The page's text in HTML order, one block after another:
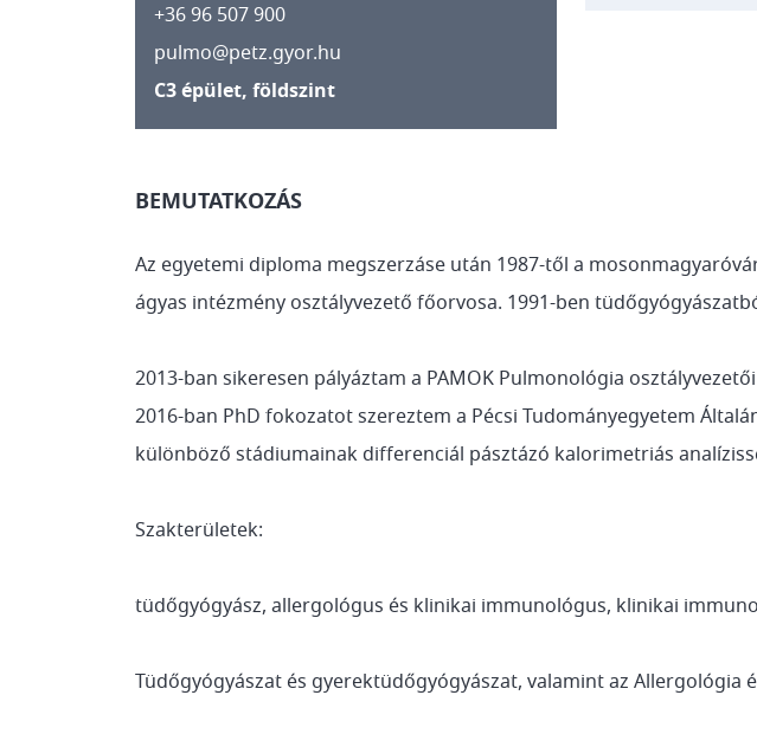
+36 96 507 900
pulmo@petz.gyor.hu
C3 épület, földszint
BEMUTATKOZÁS
Az egyetemi diploma megszerzáse után 1987-től a
ágyas intézmény osztályvezető főorvosa. 1991-ben
2013-ban sikeresen pályáztam a PAMOK Pulmonológia
2016-ban PhD fokozatot szereztem a Pécsi Tudományegyetem
különböző stádiumainak differenciál pásztázó kalorimetriás
Szakterületek:
tüdőgyógyász, allergológus és klinikai immunológus, klinikai
Tüdőgyógyászat és gyerektüdőgyógyászat, valamint az